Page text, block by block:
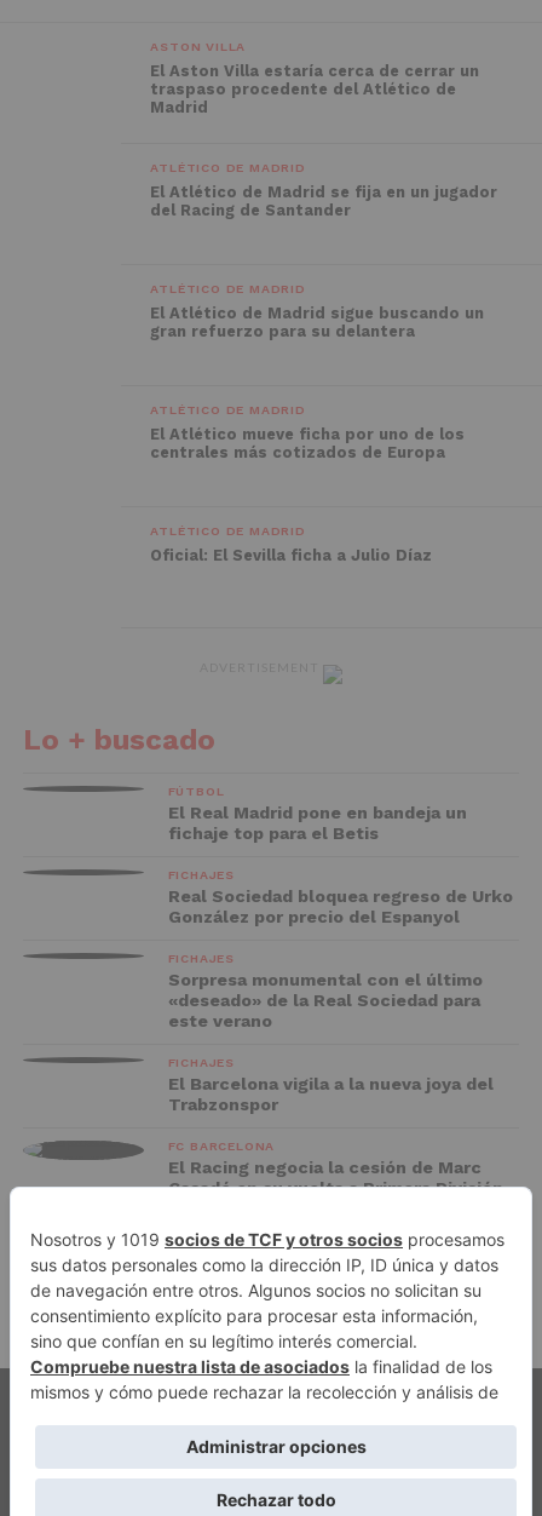
ASTON VILLA
El Aston Villa estaría cerca de cerrar un
traspaso procedente del Atlético de
Madrid
ATLÉTICO DE MADRID
El Atlético de Madrid se fija en un jugador
del Racing de Santander
ATLÉTICO DE MADRID
El Atlético de Madrid sigue buscando un
gran refuerzo para su delantera
ATLÉTICO DE MADRID
El Atlético mueve ficha por uno de los
centrales más cotizados de Europa
ATLÉTICO DE MADRID
Oficial: El Sevilla ficha a Julio Díaz
Lo + buscado
FÚTBOL
El Real Madrid pone en bandeja un
fichaje top para el Betis
FICHAJES
Real Sociedad bloquea regreso de Urko
González por precio del Espanyol
FICHAJES
Sorpresa monumental con el último
«deseado» de la Real Sociedad para
este verano
FICHAJES
El Barcelona vigila a la nueva joya del
Trabzonspor
FC BARCELONA
El Racing negocia la cesión de Marc
Casadó en su vuelta a Primera División
ADVERTISEMENT
AVISO LEGAL POLÍTICA DE PRIVACIDAD
CONTACTO
POLÍTICA EDITORIAL
QUIÉNES SOMOS
ACCESO REDACCIÓN